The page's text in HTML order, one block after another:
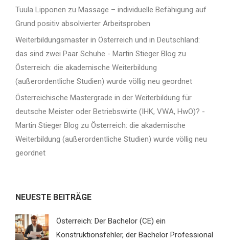
Tuula Lipponen zu Massage – individuelle Befähigung auf
Grund positiv absolvierter Arbeitsproben
Weiterbildungsmaster in Österreich und in Deutschland:
das sind zwei Paar Schuhe - Martin Stieger Blog zu
Österreich: die akademische Weiterbildung
(außerordentliche Studien) wurde völlig neu geordnet
Österreichische Mastergrade in der Weiterbildung für
deutsche Meister oder Betriebswirte (IHK, VWA, HwO)? -
Martin Stieger Blog zu Österreich: die akademische
Weiterbildung (außerordentliche Studien) wurde völlig neu
geordnet
NEUESTE BEITRÄGE
Österreich: Der Bachelor (CE) ein
Konstruktionsfehler, der Bachelor Professional